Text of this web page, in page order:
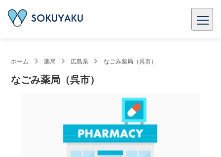
ホーム 薬局 広島県 なごみ薬局（呉市）
なごみ薬局（呉市）